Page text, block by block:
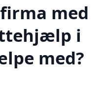
med
i
med?